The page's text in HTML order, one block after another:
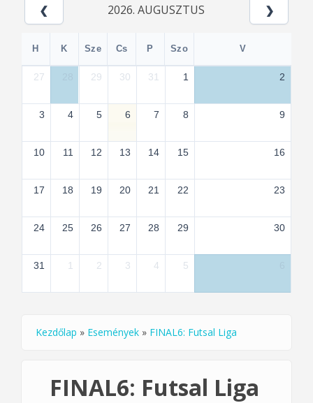
2026. AUGUSZTUS
H K Sze Cs P Szo V
27 29 30 31 1 2
3 4 5 6 7 8 9
10 11 12 13 14 15 16
17 18 19 20 21 22 23
24 25 26 27 28 29 30
31 1 2 3 4 5
Jelenlegi hely
Kezdőlap » Események » FINAL6: Futsal Liga
FINAL6: Futsal Liga